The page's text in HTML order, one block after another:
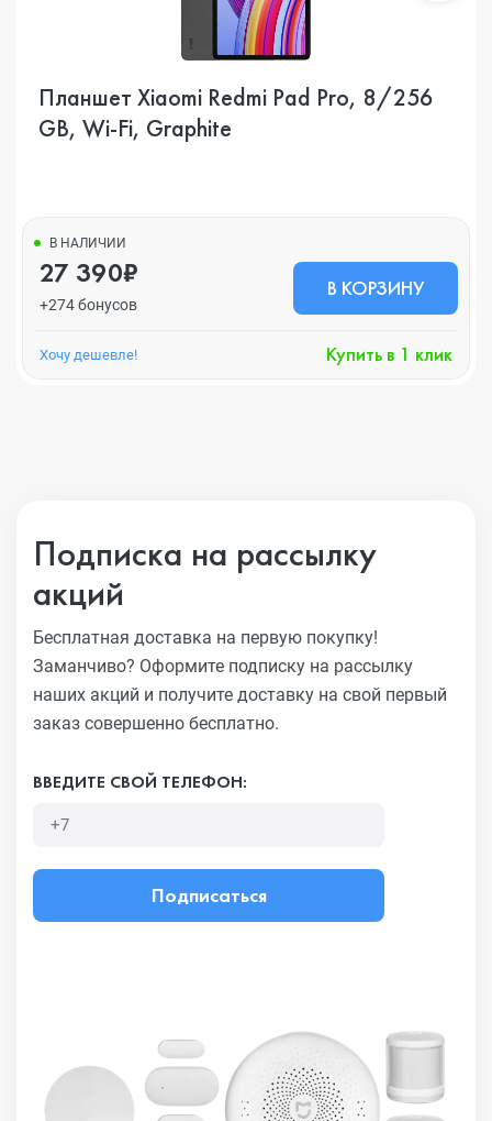
Планшет Xiaomi Redmi Pad Pro, 8/256
GB, Wi-Fi, Graphite
В НАЛИЧИИ
27 390₽
+274 бонусов
В КОРЗИНУ
Хочу дешевле! Купить в 1 клик
Подписка на рассылку
акций
Бесплатная доставка на первую покупку!
Заманчиво? Оформите подписку на рассылку
наших акций и получите доставку на свой первый
заказ совершенно бесплатно.
ВВЕДИТЕ СВОЙ ТЕЛЕФОН:
Подписаться